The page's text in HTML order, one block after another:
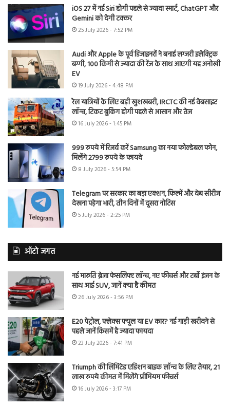
iOS 27 में नई Siri होगी पहले से ज्यादा स्मार्ट, ChatGPT और
Gemini को देगी टक्कर
25 July 2026 - 7:52 PM
Audi और Apple के पूर्व डिजाइनरों ने बनाई लग्जरी इलेक्ट्रिक
बग्गी, 100 किमी से ज्यादा की रेंज के साथ आएगी यह अनोखी
EV
19 July 2026 - 4:48 PM
रेल यात्रियों के लिए बड़ी खुशखबरी, IRCTC की नई वेबसाइट
लॉन्च, टिकट बुकिंग होगी पहले से आसान और तेज
16 July 2026 - 1:45 PM
999 रुपये में रिजर्व करें Samsung का नया फोल्डेबल फोन,
मिलेंगे 2799 रुपये के फायदे
8 July 2026 - 5:54 PM
Telegram पर सरकार का बड़ा एक्शन, फिल्में और वेब सीरीज
देखना पड़ेगा भारी, तीन दिनों में दूसरा नोटिस
5 July 2026 - 2:25 PM
ऑटो जगत
नई मारुति ब्रेजा फेसलिफ्ट लॉन्च, नए फीचर्स और टर्बो इंजन के
साथ आई SUV, जानें क्या है कीमत
26 July 2026 - 3:56 PM
E20 पेट्रोल, फ्लेक्स फ्यूल या EV कार? नई गाड़ी खरीदने से
पहले जानें किसमें है ज्यादा फायदा
23 July 2026 - 7:41 PM
Triumph की लिमिटेड एडिशन बाइक लॉन्च के लिए तैयार, 21
लाख रुपये कीमत में मिलेंगे प्रीमियम फीचर्स
16 July 2026 - 3:17 PM